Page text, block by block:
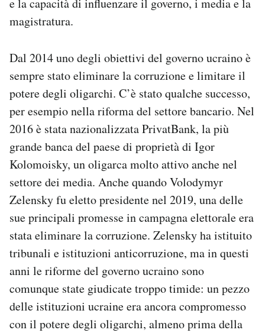
e la capacità di influenzare il governo, i media e la
magistratura.
Dal 2014 uno degli obiettivi del governo ucraino è
sempre stato eliminare la corruzione e limitare il
potere degli oligarchi. C’è stato qualche successo,
per esempio nella riforma del settore bancario. Nel
2016 è stata nazionalizzata PrivatBank, la più
grande banca del paese di proprietà di Igor
Kolomoisky, un oligarca molto attivo anche nel
settore dei media. Anche quando Volodymyr
Zelensky fu eletto presidente nel 2019, una delle
sue principali promesse in campagna elettorale era
stata eliminare la corruzione. Zelensky ha istituito
tribunali e istituzioni anticorruzione, ma in questi
anni le riforme del governo ucraino sono
comunque state giudicate troppo timide: un pezzo
delle istituzioni ucraine era ancora compromesso
con il potere degli oligarchi, almeno prima della